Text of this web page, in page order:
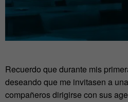
Recuerdo que durante mis
deseando que me invitasen a
compañeros dirigirse con sus